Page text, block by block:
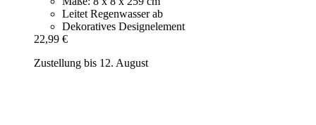
Leitet Regenwasser ab
Dekoratives Designelement
22,99 €
Zustellung bis 12. August